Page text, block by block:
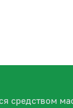
средством